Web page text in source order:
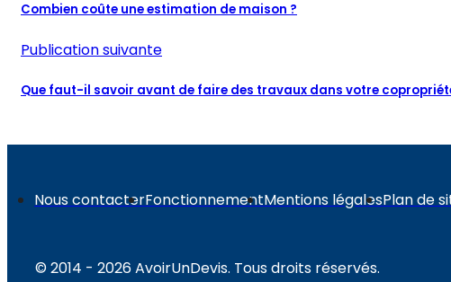
Combien coûte une estimation de maison ?
Publication suivante
Que faut-il savoir avant de faire des travaux dans votre
Nous contacterFonctionnementMentions légalesPlan de
© 2014 - 2026 AvoirUnDevis. Tous droits réservés.